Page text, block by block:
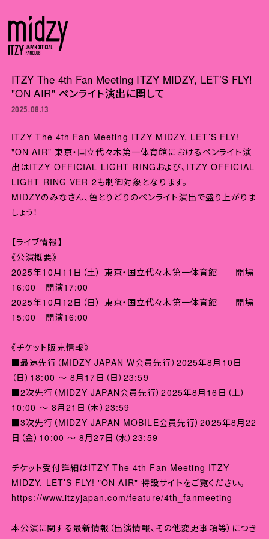
ITZY The 4th Fan Meeting ITZY MIDZY, LET’S FLY!
"ON AIR" ペンライト演出に関して
2025.08.13
ITZY The 4th Fan Meeting ITZY MIDZY, LET’S FLY!
"ON AIR" 東京・国立代々木第一体育館におけるペンライト演
出はITZY OFFICIAL LIGHT RINGおよび、ITZY OFFICIAL
LIGHT RING VER 2も制御対象となります。
MIDZYのみなさん、色とりどりのペンライト演出で盛り上がりま
しょう！
【ライブ情報】
《公演概要》
2025年10月11日（土） 東京・国立代々木第一体育館 開場
16:00 開演17:00
2025年10月12日（日） 東京・国立代々木第一体育館 開場
15:00 開演16:00
《チケット販売情報》
■最速先行（MIDZY JAPAN W会員先行）2025年8月10日
（日）18:00 ～ 8月17日（日）23:59
■2次先行（MIDZY JAPAN会員先行）2025年8月16日（土）
10:00 ～ 8月21日（木）23:59
■3次先行（MIDZY JAPAN MOBILE会員先行）2025年8月22
日（金）10:00 ～ 8月27日（水）23:59
チケット受付詳細はITZY The 4th Fan Meeting ITZY
MIDZY, LET’S FLY! "ON AIR" 特設サイトをご覧ください。
https://www.itzyjapan.com/feature/4th_fanmeeting
本公演に関する最新情報（出演情報、その他変更事項等）につき